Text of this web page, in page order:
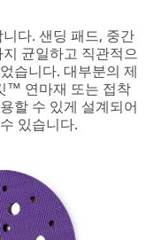
다. 샌딩 패드, 중간
균일하고 직관적으
습니다. 대부분의 제
™ 연마재 또는 접착
할 수 있게 설계되어
있습니다.